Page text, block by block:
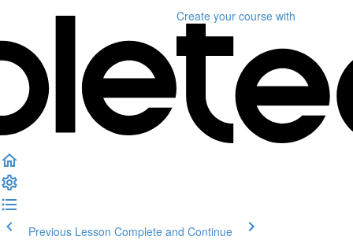
Create your course with
Previous Lesson Complete and Continue